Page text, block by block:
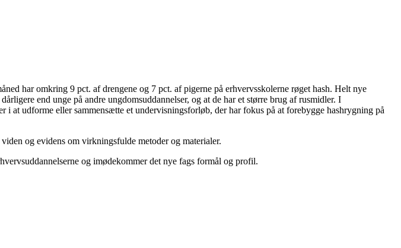
har omkring 9 pct. af drengene og 7 pct. af pigerne på erhvervsskolerne røget hash. Helt nye
end unge på andre ungdomsuddannelser, og at de har et større brug af rusmidler. I
at udforme eller sammensætte et undervisningsforløb, der har fokus på at forebygge hashrygning på
og evidens om virkningsfulde metoder og materialer.
og imødekommer det nye fags formål og profil.